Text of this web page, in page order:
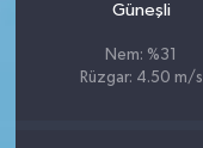
Güneşli
Nem: %31
Rüzgar: 4.50 m/s